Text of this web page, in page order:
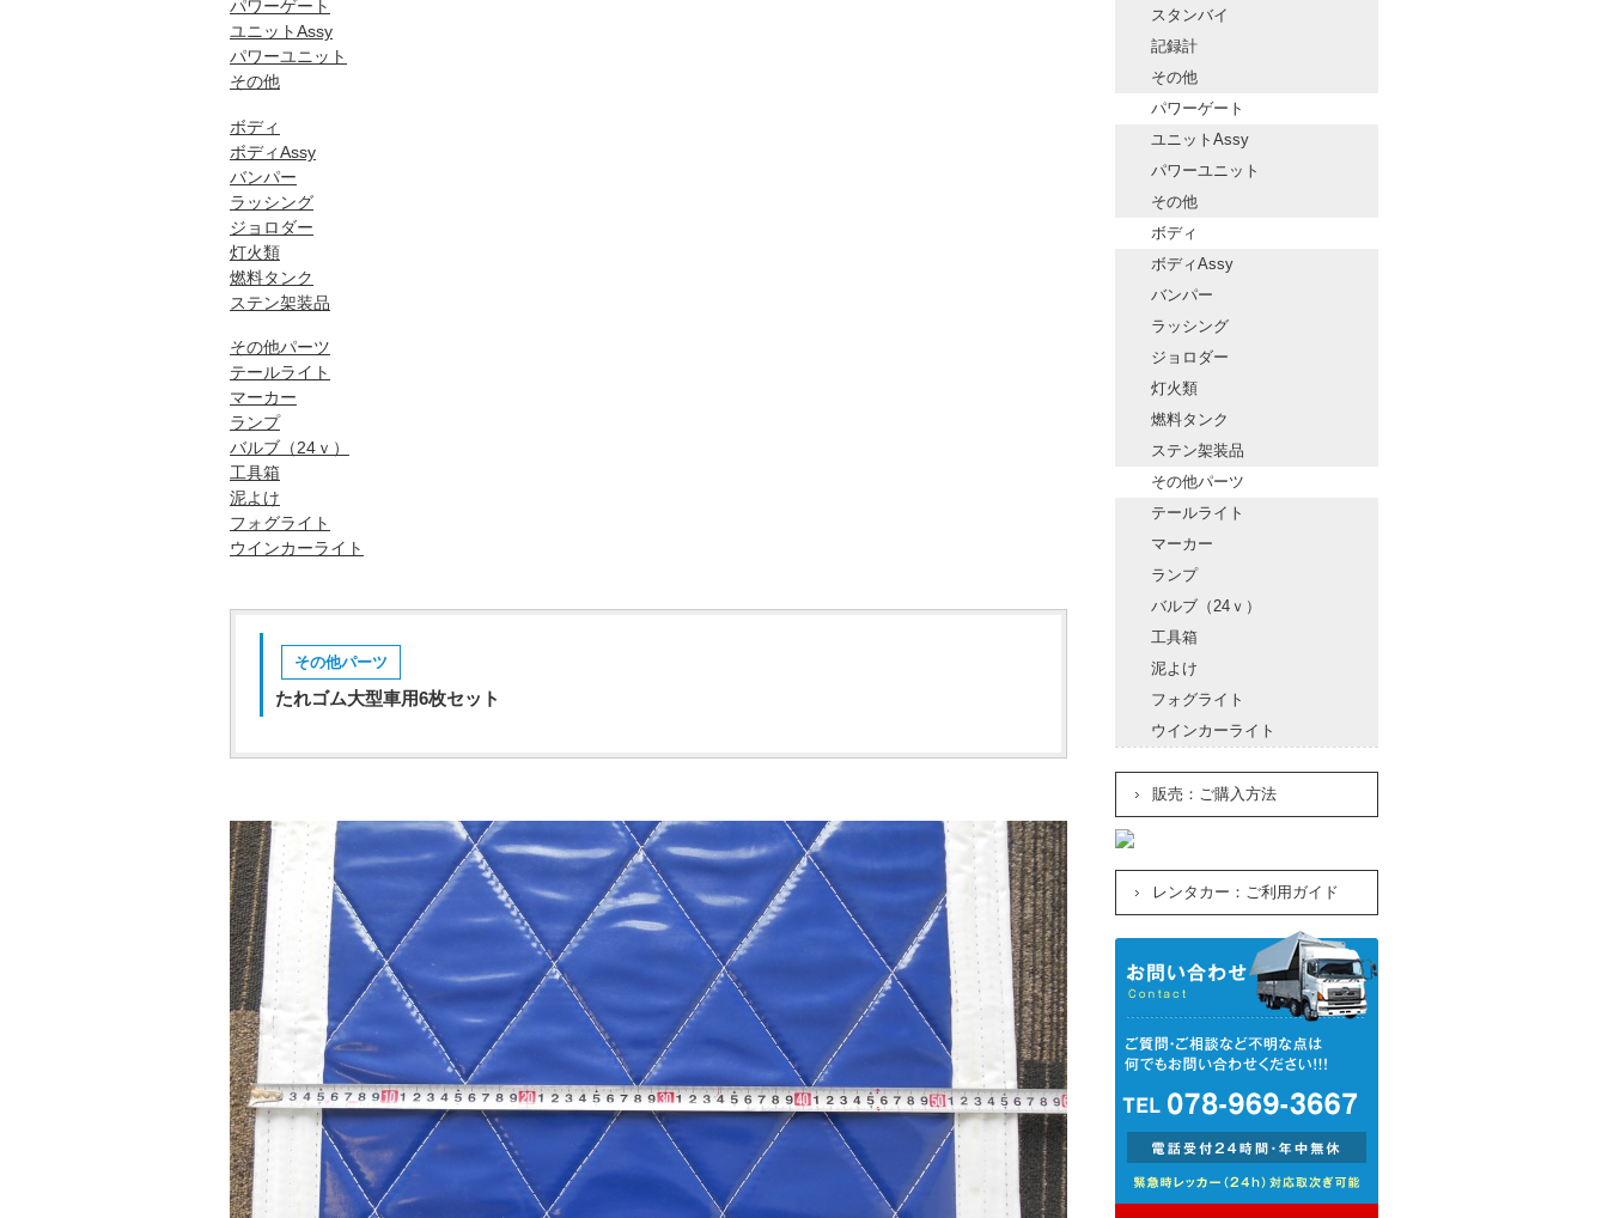
パワーゲート
ユニットAssy
パワーユニット
その他
ボディ
ボディAssy
バンパー
ラッシング
ジョロダー
灯火類
燃料タンク
ステン架装品
その他パーツ
テールライト
マーカー
ランプ
バルブ（24ｖ）
工具箱
泥よけ
フォグライト
ウインカーライト
その他パーツ
たれゴム大型車用6枚セット
スタンバイ
記録計
その他
パワーゲート
ユニットAssy
パワーユニット
その他
ボディ
ボディAssy
バンパー
ラッシング
ジョロダー
灯火類
燃料タンク
ステン架装品
その他パーツ
テールライト
マーカー
ランプ
バルブ（24ｖ）
工具箱
泥よけ
フォグライト
ウインカーライト
販売：ご購入方法
レンタカー：ご利用ガイド